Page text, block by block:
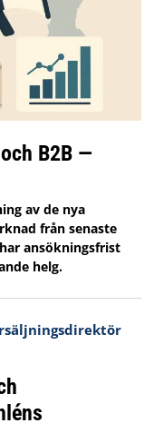
B2B —
av de nya
från senaste
ansökningsfrist
helg.